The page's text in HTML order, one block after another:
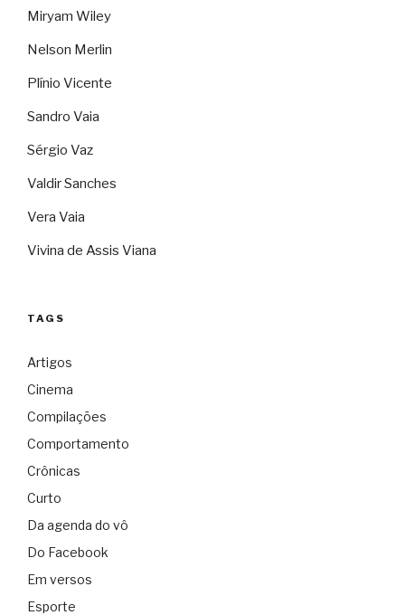
Miryam Wiley
Nelson Merlin
Plínio Vicente
Sandro Vaia
Sérgio Vaz
Valdir Sanches
Vera Vaia
Vivina de Assis Viana
TAGS
Artigos
Cinema
Compilações
Comportamento
Crônicas
Curto
Da agenda do vô
Do Facebook
Em versos
Esporte